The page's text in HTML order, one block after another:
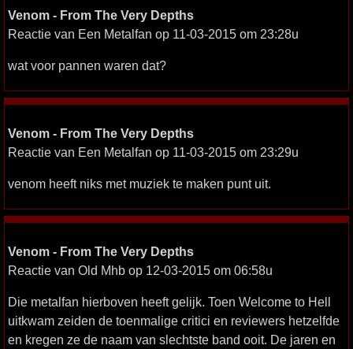
Venom - From The Very Depths
Reactie van Een Metalfan op 11-03-2015 om 23:28u
wat voor pannen waren dat?
Venom - From The Very Depths
Reactie van Een Metalfan op 11-03-2015 om 23:29u
venom heeft niks met muziek te maken punt uit.
Venom - From The Very Depths
Reactie van Old Mhb op 12-03-2015 om 06:58u
Die metalfan hierboven heeft gelijk. Toen Welcome to Hell
uitkwam zeiden de toenmalige critici en reviewers hetzelfde
en kregen ze de naam van slechtste band ooit. De jaren en